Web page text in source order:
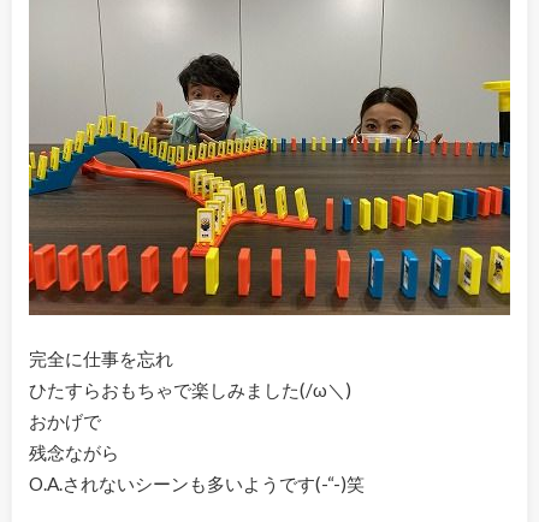
完全に仕事を忘れ
ひたすらおもちゃで楽しみました(/ω＼)
おかげで
残念ながら
O.A.されないシーンも多いようです(-“-)笑